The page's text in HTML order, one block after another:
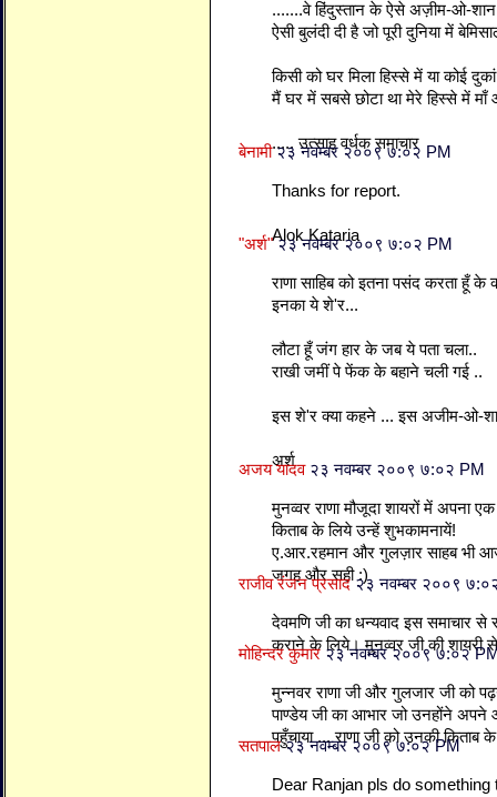
.......वे हिंदुस्तान के ऐसे अज़ीम-ओ-शान
ऐसी बुलंदी दी है जो पूरी दुनिया में
किसी को घर मिला हिस्से में या कोई
मैं घर में सबसे छोटा था मेरे हिस्से में माँ
..... उत्साह वर्धक समाचार
बेनामी२३ नवम्बर २००९ ७:०२ PM
Thanks for report.
Alok Kataria
"अर्श" २३ नवम्बर २००९ ७:०२ PM
राणा साहिब को इतना पसंद करता हूँ
इनका ये शे'र...
लौटा हूँ जंग हार के जब ये पता चला..
राखी जमीं पे फेंक के बहाने चली गई ..
इस शे'र क्या कहने ... इस अजीम-ओ-
अर्श
अजय यादव २३ नवम्बर २००९ ७:०२ PM
मुनव्वर राणा मौजूदा शायरों में
किताब के लिये उन्हें शुभकामनायें!
ए.आर.रहमान और गुलज़ार साहब भी
जगह और सही :)
राजीव रंजन प्रसाद २३ नवम्बर २००९
देवमणि जी का धन्यवाद इस समाचार से
कराने के लिये। मुनव्वर जी की शायरी
मोहिन्दर कुमार २३ नवम्बर २००९ ७:०२
मुन्नवर राणा जी और गुलजार जी को
पाण्डेय जी का आभार जो उनहोंने
पहुँचाया ... राणा जी को उनकी किताब
सतपाल २३ नवम्बर २००९ ७:०२ PM
Dear Ranjan pls do